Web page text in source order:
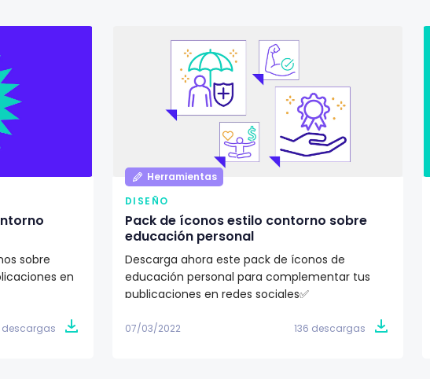
sobre
en
descargas
Herramientas
DISEÑO
Pack de íconos estilo contorno sobre
educación personal
Descarga ahora este pack de íconos de
educación personal para complementar tus
publicaciones en redes sociales✅
07/03/2022 136 descargas